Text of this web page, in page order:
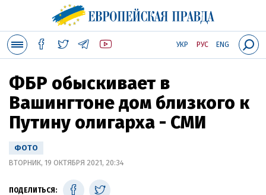
УКР РУС ENG
ФБР обыскивает в
Вашингтоне дом близкого к
Путину олигарха - СМИ
ФОТО
ВТОРНИК, 19 ОКТЯБРЯ 2021, 20:34
ПОДЕЛИТЬСЯ: